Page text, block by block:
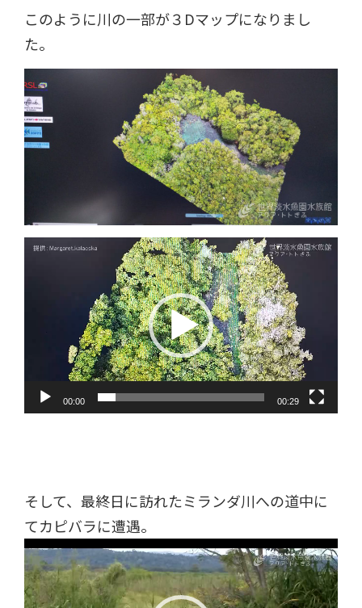
このように川の一部が３Dマップになりまし
た。
動
00:00 00:29
そして、最終日に訪れたミランダ川への道中に
てカピバラに遭遇。
動
画
プ